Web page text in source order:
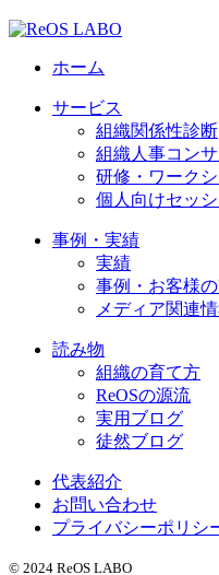
ホーム
サービス
組織関係性診断
組織人事コン
研修・ワーク
個人向けセッ
事例・実績
実績
事例・お客様
メディア関連
読み物
組織の育て方
ReOSの源流
実用ブログ
徒然ブログ
代表紹介
お問い合わせ
プライバシーポリシ
© 2024 ReOS LABO